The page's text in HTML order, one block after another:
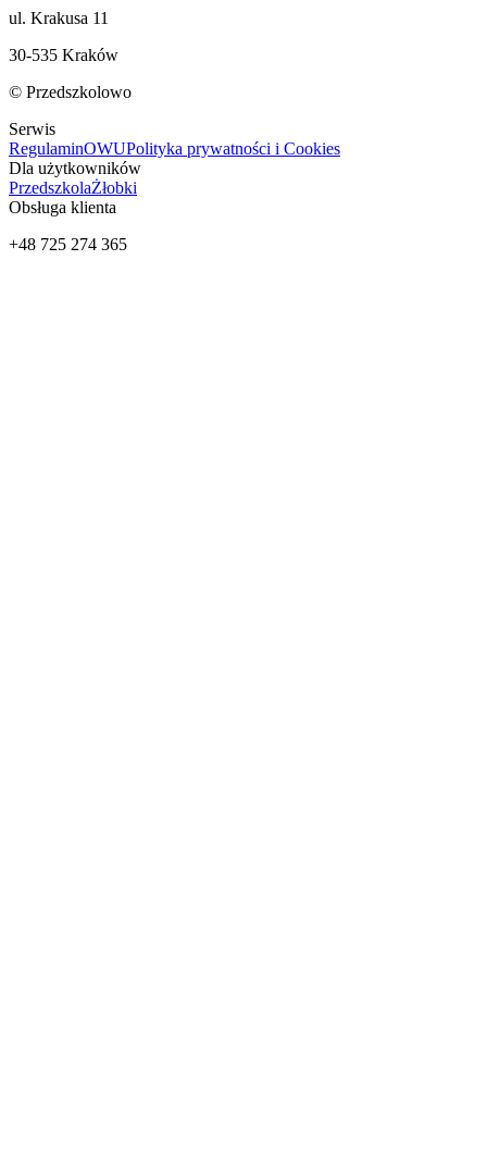
ul. Krakusa 11
30-535 Kraków
© Przedszkolowo
Serwis
RegulaminOWUPolityka prywatności i Cookies
Dla użytkowników
PrzedszkolaŻłobki
Obsługa klienta
+48 725 274 365